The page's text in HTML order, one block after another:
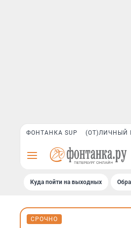
ФОНТАНКА SUP (ОТ)ЛИЧНЫЙ
Куда пойти на выходных
СРОЧНО